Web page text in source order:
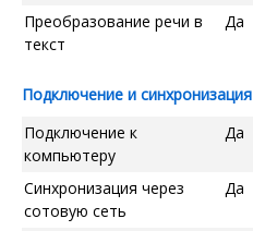
Преобразование речи в
текст
Да
Подключение и синхронизация
Подключение к
компьютеру
Да
Синхронизация через
сотовую сеть
Да